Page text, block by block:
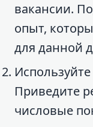
вакансии.
опыт,
для данной
Приведите
числовые